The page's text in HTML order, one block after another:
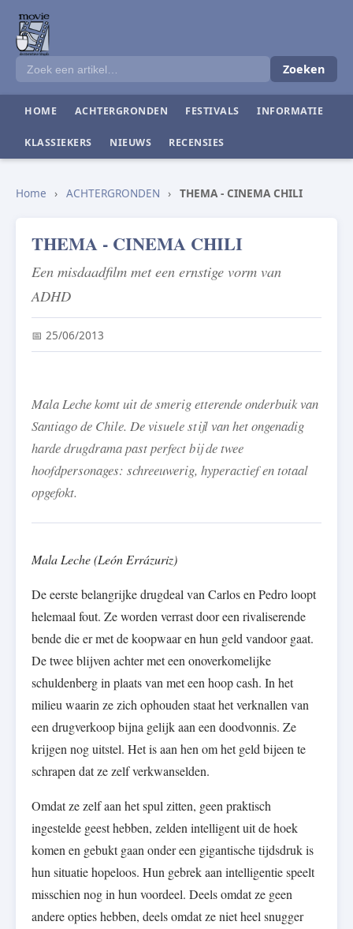
Zoeken
HOME ACHTERGRONDEN FESTIVALS INFORMATIE
KLASSIEKERS NIEUWS RECENSIES
Home › ACHTERGRONDEN › THEMA - CINEMA CHILI
THEMA - CINEMA CHILI
Een misdaadfilm met een ernstige vorm van
ADHD
📅 25/06/2013
Mala Leche komt uit de smerig etterende onderbuik van
Santiago de Chile. De visuele stijl van het ongenadig
harde drugdrama past perfect bij de twee
hoofdpersonages: schreeuwerig, hyperactief en totaal
opgefokt.
Mala Leche (León Errázuriz)
De eerste belangrijke drugdeal van Carlos en Pedro loopt
helemaal fout. Ze worden verrast door een rivaliserende
bende die er met de koopwaar en hun geld vandoor gaat.
De twee blijven achter met een onoverkomelijke
schuldenberg in plaats van met een hoop cash. In het
milieu waarin ze zich ophouden staat het verknallen van
een drugverkoop bijna gelijk aan een doodvonnis. Ze
krijgen nog uitstel. Het is aan hen om het geld bijeen te
schrapen dat ze zelf verkwanselden.
Omdat ze zelf aan het spul zitten, geen praktisch
ingestelde geest hebben, zelden intelligent uit de hoek
komen en gebukt gaan onder een gigantische tijdsdruk is
hun situatie hopeloos. Hun gebrek aan intelligentie speelt
misschien nog in hun voordeel. Deels omdat ze geen
andere opties hebben, deels omdat ze niet heel snugger